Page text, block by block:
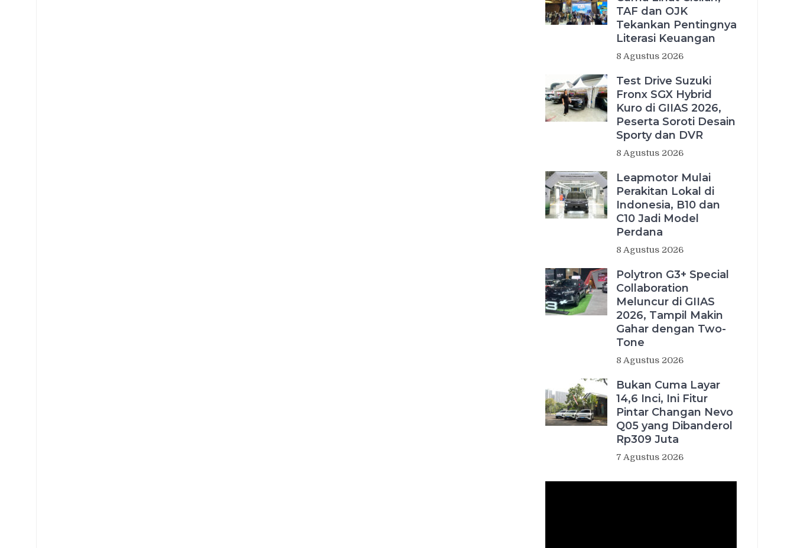
TAF dan OJK
Tekankan Pentingnya
Literasi Keuangan
8 Agustus 2026
Test Drive Suzuki
Fronx SGX Hybrid
Kuro di GIIAS 2026,
Peserta Soroti Desain
Sporty dan DVR
8 Agustus 2026
Leapmotor Mulai
Perakitan Lokal di
Indonesia, B10 dan
C10 Jadi Model
Perdana
8 Agustus 2026
Polytron G3+ Special
Collaboration
Meluncur di GIIAS
2026, Tampil Makin
Gahar dengan Two-
Tone
8 Agustus 2026
Bukan Cuma Layar
14,6 Inci, Ini Fitur
Pintar Changan Nevo
Q05 yang Dibanderol
Rp309 Juta
7 Agustus 2026